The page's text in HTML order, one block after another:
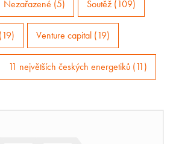
Nezařazené (5) Soutěž (109)
Venture capital (19)
11 největších českých energetiků (11)